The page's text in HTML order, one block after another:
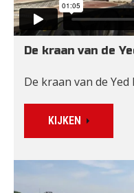
De kraan van de
De kraan van de
KIJKEN